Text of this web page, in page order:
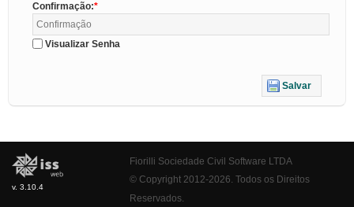
Confirmação:
Visualizar Senha
Salvar
v. 3.10.4
Fiorilli Sociedade Civil Software LTDA
© Copyright 2012-2026. Todos os Direitos
Reservados.